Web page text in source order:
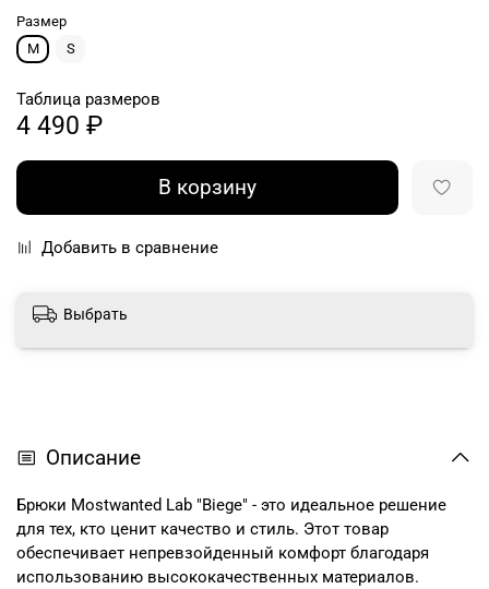
Размер
M
S
Таблица размеров
4 490 ₽
В корзину
Добавить в сравнение
Выбрать
Описание
Брюки Mostwanted Lab "Biege" - это идеальное решение
для тех, кто ценит качество и стиль. Этот товар
обеспечивает непревзойденный комфорт благодаря
использованию высококачественных материалов.